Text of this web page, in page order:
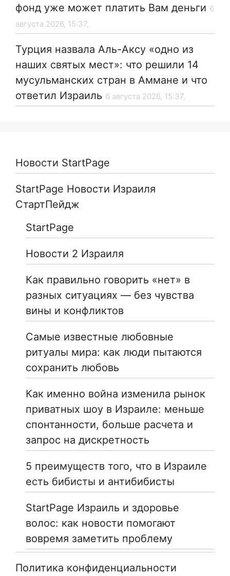
фонд уже может платить Вам деньги 6
августа 2026, 15:37,
Турция назвала Аль-Аксу «одно из
наших святых мест»: что решили 14
мусульманских стран в Аммане и что
ответил Израиль 6 августа 2026, 15:37,
Новости StartPage
StartPage Новости Израиля
СтартПейдж
StartPage
Новости 2 Израиля
Как правильно говорить «нет» в
разных ситуациях — без чувства
вины и конфликтов
Самые известные любовные
ритуалы мира: как люди пытаются
сохранить любовь
Как именно война изменила рынок
приватных шоу в Израиле: меньше
спонтанности, больше расчета и
запрос на дискретность
5 преимуществ того, что в Израиле
есть бибисты и антибибисты
StartPage Израиль и здоровье
волос: как новости помогают
вовремя заметить проблему
Политика конфиденциальности